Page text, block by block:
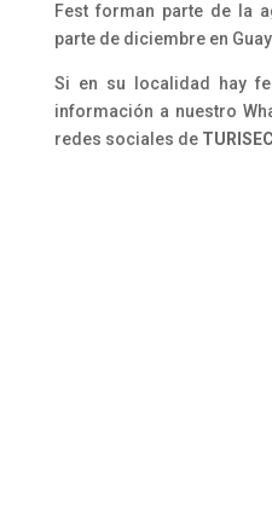
Fest forman parte de la
parte de diciembre en
Si en su localidad hay
información a nuestro
redes sociales de